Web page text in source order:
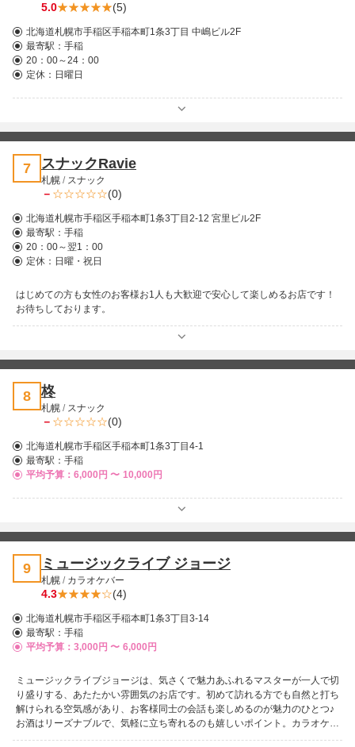
5.0 (5)
北海道札幌市手稲区手稲本町1条3丁目 中嶋ビル2F
最寄駅： 手稲
20：00～24：00
定休：日曜日
7 スナックRavie
札幌 / スナック
－ (0)
北海道札幌市手稲区手稲本町1条3丁目2-12 宮里ビル2F
最寄駅： 手稲
20：00～翌1：00
定休：日曜・祝日
はじめての方も女性のお客様お1人も大歓迎で安心して楽しめるお店です！
お待ちしております。
8 柊
札幌 / スナック
－ (0)
北海道札幌市手稲区手稲本町1条3丁目4-1
最寄駅： 手稲
平均予算：6,000円 〜 10,000円
9 ミュージックライブ ジョージ
札幌 / カラオケバー
4.3 (4)
北海道札幌市手稲区手稲本町1条3丁目3-14
最寄駅： 手稲
平均予算：3,000円 〜 6,000円
ミュージックライブジョージは、気さくで魅力あふれるマスターが一人で切
り盛りする、あたたかい雰囲気のお店です。初めて訪れる方でも自然と打ち
解けられる空気感があり、お客様同士の会話も楽しめるのが魅力のひとつ♪
お酒はリーズナブルで、気軽に立ち寄れるのも嬉しいポイント。カラオケも
用意されており、仲間同士はもちろん、女性同士でも安心して楽しい時間を